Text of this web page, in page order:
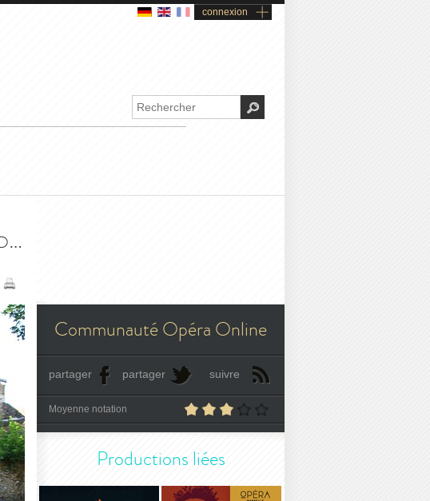
connexion
Orfeo - Arsenal de Metz (2020) - Orfeo - Arsenal de Metz (2020)
Communauté Opéra Online
partager partager suivre
Moyenne notation
Productions liées